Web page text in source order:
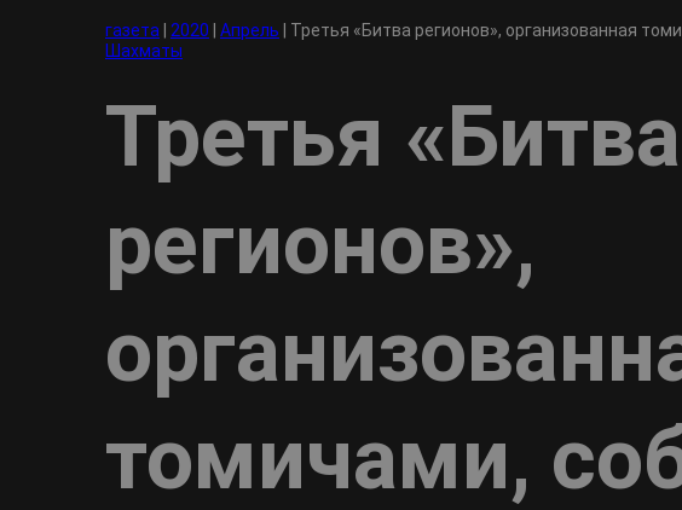
газета 2020 Апрель
Третья «Битва регионов», организованная
Шахматы
Третья «Битва
регионов»,
томичами,